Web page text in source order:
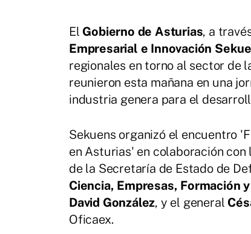
El Gobierno de Asturias, a
Empresarial e Innovación
regionales en torno al sector de
reunieron esta mañana en una
industria genera para el
Sekuens organizó el encuentro
en Asturias' en colaboración con
de la Secretaría de Estado de
Ciencia, Empresas, Formación
David González, y el general
Oficaex.